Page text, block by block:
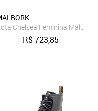
Preto
Chelsea Feminina
R$723,85